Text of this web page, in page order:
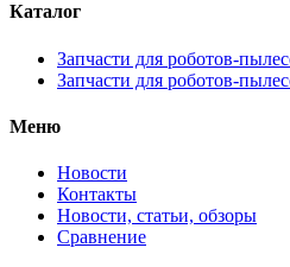
Каталог
Запчасти для роботов-
Запчасти для роботов-
Меню
Новости
Контакты
Новости, статьи, обзоры
Сравнение